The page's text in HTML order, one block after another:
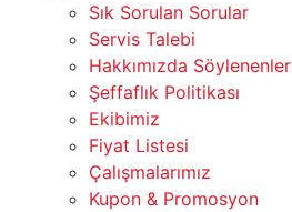
Sık Sorulan Sorular
Servis Talebi
Hakkımızda Söylenenler
Şeffaflık Politikası
Ekibimiz
Fiyat Listesi
Çalışmalarımız
Kupon & Promosyon